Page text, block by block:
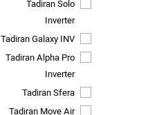
Tadiran Solo
Inverter
Tadiran Galaxy INV
Tadiran Alpha Pro
Inverter
Tadiran Sfera
Tadiran Move Air